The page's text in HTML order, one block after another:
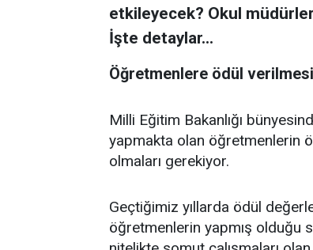
etkileyecek? Okul
İşte detaylar...
Öğretmenlere ödül
Milli Eğitim Bakanlığı
yapmakta olan öğretmenlerin
olmaları gerekiyor.
Geçtiğimiz yıllarda ödül
öğretmenlerin yapmış olduğu